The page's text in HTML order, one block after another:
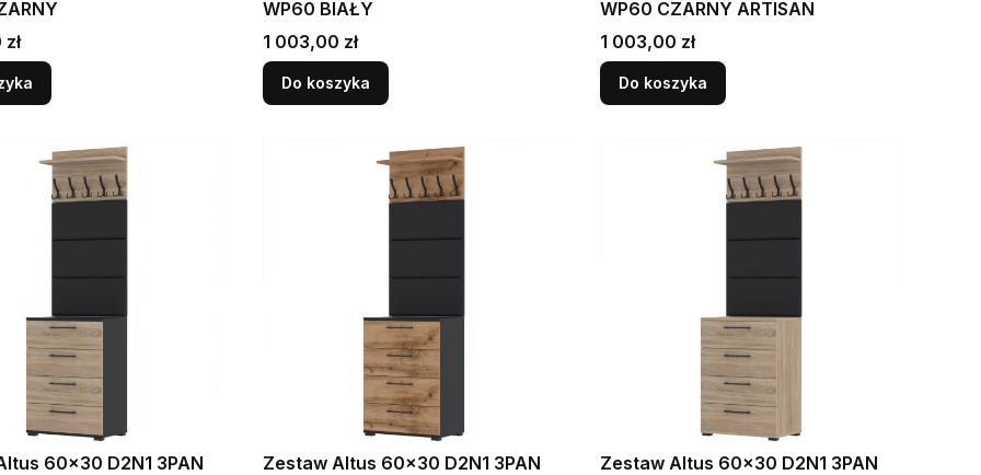
WP60 BIAŁY
Cena
1 003,00 zł
Do koszyka
WP60 CZARNY ARTISAN
Cena
1 003,00 zł
Do koszyka
60x30 D2N1 3PAN
Zestaw Altus 60x30 D2N1 3PAN
Zestaw Altus 60x30 D2N1 3PAN